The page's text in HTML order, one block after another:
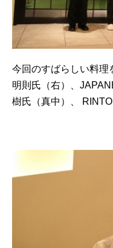
今回のすばらしい料理
明則氏（右）、
樹氏（真中）、 RINTO